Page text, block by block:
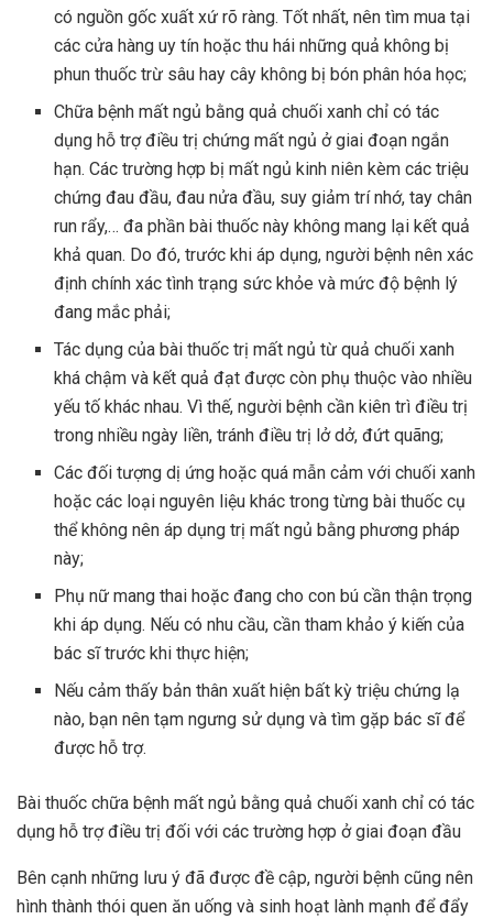
có nguồn gốc xuất xứ rõ ràng. Tốt nhất, nên tìm mua tại
các cửa hàng uy tín hoặc thu hái những quả không bị
phun thuốc trừ sâu hay cây không bị bón phân hóa học;
Chữa bệnh mất ngủ bằng quả chuối xanh chỉ có tác
dụng hỗ trợ điều trị chứng mất ngủ ở giai đoạn ngắn
hạn. Các trường hợp bị mất ngủ kinh niên kèm các triệu
chứng đau đầu, đau nửa đầu, suy giảm trí nhớ, tay chân
run rẩy,… đa phần bài thuốc này không mang lại kết quả
khả quan. Do đó, trước khi áp dụng, người bệnh nên xác
định chính xác tình trạng sức khỏe và mức độ bệnh lý
đang mắc phải;
Tác dụng của bài thuốc trị mất ngủ từ quả chuối xanh
khá chậm và kết quả đạt được còn phụ thuộc vào nhiều
yếu tố khác nhau. Vì thế, người bệnh cần kiên trì điều trị
trong nhiều ngày liền, tránh điều trị lở dở, đứt quãng;
Các đối tượng dị ứng hoặc quá mẫn cảm với chuối xanh
hoặc các loại nguyên liệu khác trong từng bài thuốc cụ
thể không nên áp dụng trị mất ngủ bằng phương pháp
này;
Phụ nữ mang thai hoặc đang cho con bú cần thận trọng
khi áp dụng. Nếu có nhu cầu, cần tham khảo ý kiến của
bác sĩ trước khi thực hiện;
Nếu cảm thấy bản thân xuất hiện bất kỳ triệu chứng lạ
nào, bạn nên tạm ngưng sử dụng và tìm gặp bác sĩ để
được hỗ trợ.
Bài thuốc chữa bệnh mất ngủ bằng quả chuối xanh chỉ có tác
dụng hỗ trợ điều trị đối với các trường hợp ở giai đoạn đầu
Bên cạnh những lưu ý đã được đề cập, người bệnh cũng nên
hình thành thói quen ăn uống và sinh hoạt lành mạnh để đẩy